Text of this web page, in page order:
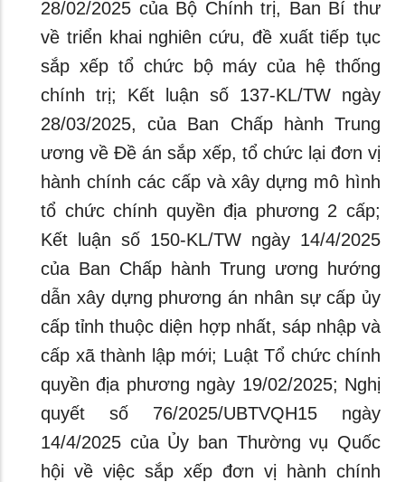
28/02/2025 của Bộ Chính trị, Ban Bí thư
về triển khai nghiên cứu, đề xuất tiếp tục
sắp xếp tổ chức bộ máy của hệ thống
chính trị; Kết luận số 137-KL/TW ngày
28/03/2025, của Ban Chấp hành Trung
ương về Đề án sắp xếp, tổ chức lại đơn vị
hành chính các cấp và xây dựng mô hình
tổ chức chính quyền địa phương 2 cấp;
Kết luận số 150-KL/TW ngày 14/4/2025
của Ban Chấp hành Trung ương hướng
dẫn xây dựng phương án nhân sự cấp ủy
cấp tỉnh thuộc diện hợp nhất, sáp nhập và
cấp xã thành lập mới; Luật Tổ chức chính
quyền địa phương ngày 19/02/2025; Nghị
quyết số 76/2025/UBTVQH15 ngày
14/4/2025 của Ủy ban Thường vụ Quốc
hội về việc sắp xếp đơn vị hành chính